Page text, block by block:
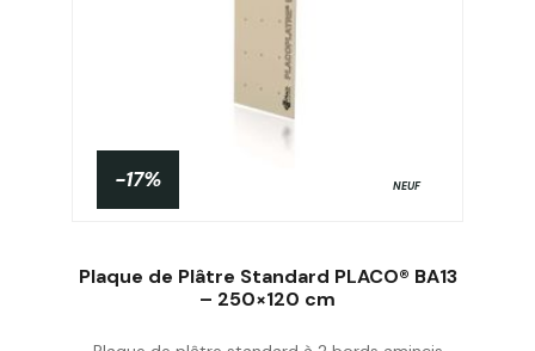
-17% NEUF
Plaque de Plâtre Standard PLACO® BA13
– 250×120 cm